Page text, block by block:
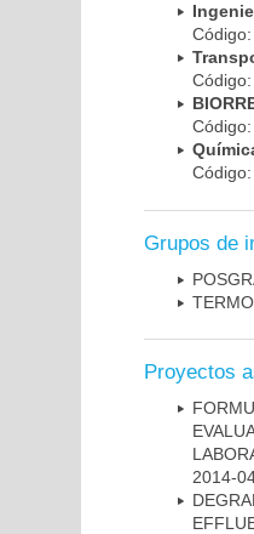
Grupos de
Proyectos
2014-